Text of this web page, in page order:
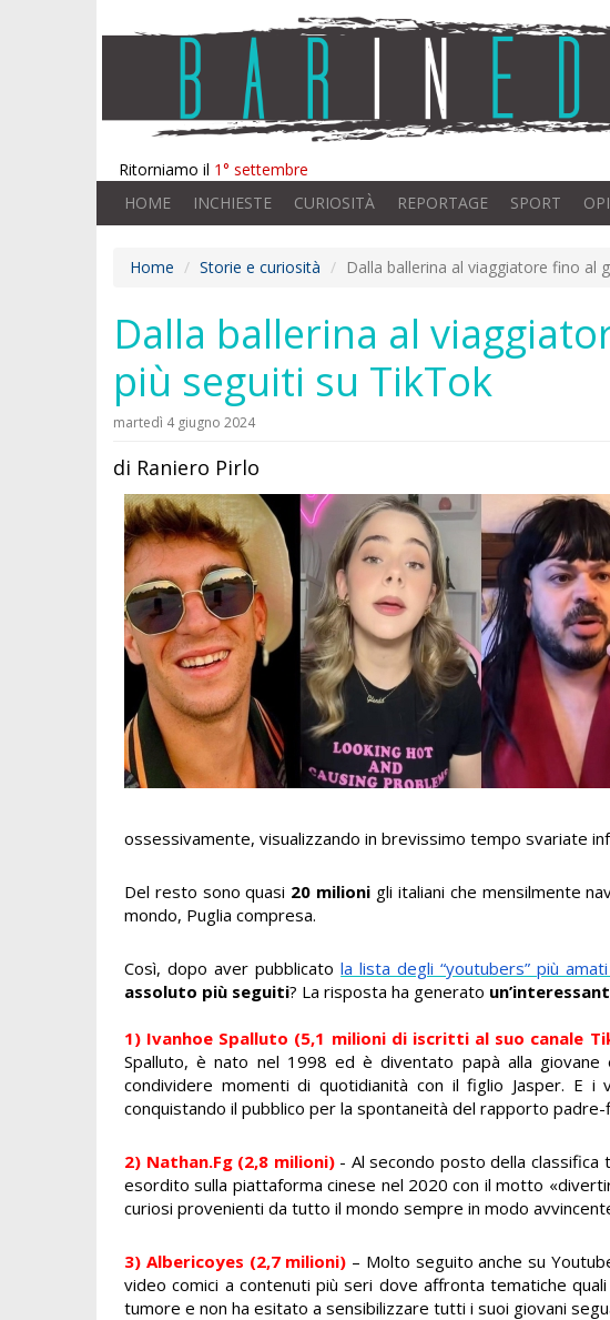
Ritorniamo il 1° settembre
HOME INCHIESTE CURIOSITÀ REPORTAGE SPORT
Home Storie e curiosità Dalla ballerina al viaggiatore fino al
Dalla ballerina al
più seguiti su TikTok
martedì 4 giugno 2024
di Raniero Pirlo
ossessivamente, visualizzando in brevissimo tempo svariate
Del resto sono quasi 20 milioni gli italiani che mensilmente
mondo, Puglia compresa.
Così, dopo aver pubblicatola lista degli “youtubers” più
assoluto più seguiti? La risposta ha generato
1) Ivanhoe Spalluto (5,1 milioni di iscritti al suo canale
Spalluto, è nato nel 1998 ed è diventato papà alla
condividere momenti di quotidianità con il figlio Jasper. E
conquistando il pubblico per la spontaneità del rapporto padre-
2) Nathan.Fg (2,8 milioni)- Al secondo posto della classifica
esordito sulla piattaforma cinese nel 2020 con il motto
curiosi provenienti da tutto il mondo sempre in modo
3) Albericoyes (2,7 milioni) – Molto seguito anche su
video comici a contenuti più seri dove affronta tematiche
tumore e non ha esitato a sensibilizzare tutti i suoi giovani